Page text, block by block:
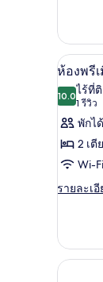
เกี่ยว
กับ
ห้อง
สแตนดาร์
เปิด
ภาพถ่าย
ทั้งหมด
ของ
ห้อง
พรีเมียม,
7
ห้องพรี
10.010.0 จาก
ไร้ที่ติ
1 รีวิว
(1
รีวิว)
พักไ
2 เตี
Wi-
รายละเ
ราย
เกี่ยว
กับ
ห้อง